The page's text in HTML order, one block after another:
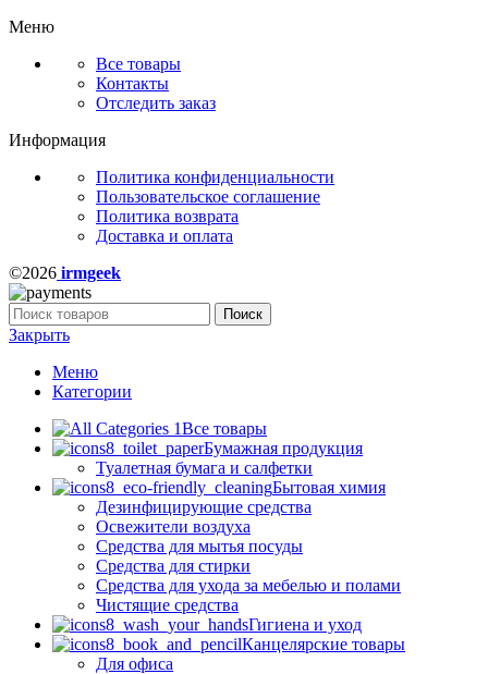
Меню
Все товары
Контакты
Отследить заказ
Информация
Политика конфиденциальности
Пользовательское соглашение
Политика возврата
Доставка и оплата
©2026 irmgeek
Поиск
Закрыть
Меню
Категории
Все товары
Бумажная продукция
Туалетная бумага и салфетки
Бытовая химия
Дезинфицирующие средства
Освежители воздуха
Средства для мытья посуды
Средства для стирки
Средства для ухода за мебелью и полами
Чистящие средства
Гигиена и уход
Канцелярские товары
Для офиса